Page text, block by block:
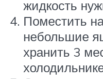
жидкость
Поместить
небольшие
хранить 3